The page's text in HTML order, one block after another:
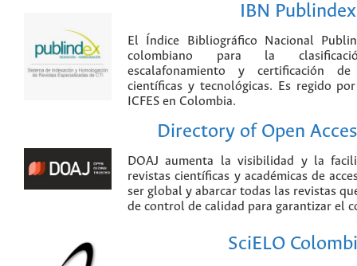
IBN Publindex
El Índice Bibliográfico Nacional
colombiano para la
escalafonamiento y certificación
científicas y tecnológicas. Es regido
ICFES en Colombia.
Directory of Open
DOAJ aumenta la visibilidad y la
revistas científicas y académicas de
ser global y abarcar todas las revistas
de control de calidad para garantizar el
SciELO